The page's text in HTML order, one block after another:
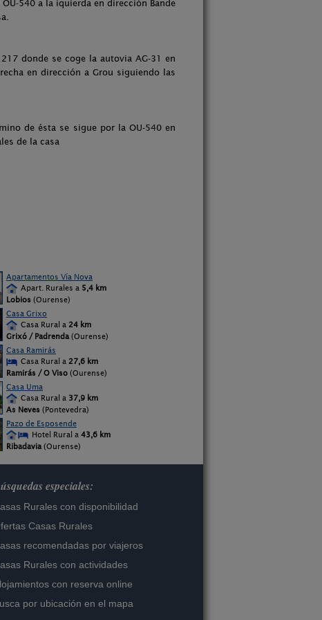
540 a la iquierda en dirección Bande
donde se coge la autovia AG-31 en
en dirección a Grou siguiendo las
de ésta se sigue por la OU-540 en
de la casa
Apartamentos Vía Nova
Apart. Rurales a 5,4 km
Lobios (Ourense)
Casa Grixo
Casa Rural a 24 km
Grixó / Padrenda (Ourense)
Casa Ramirás
Casa Rural a 27,6 km
Ramirás / O Viso (Ourense)
Casa Uma
Casa Rural a 37,9 km
As Neves (Pontevedra)
Pazo de Esposende
Hotel Rural a 43,6 km
Ribadavia (Ourense)
especiales:
Rurales con disponibilidad
Casas Rurales
recomendadas por viajeros
Rurales con actividades
con reserva online
por ubicación en el mapa